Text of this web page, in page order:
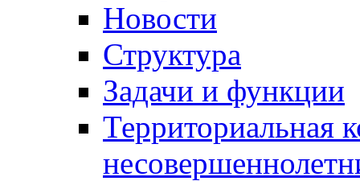
Новости
Структура
Задачи и функции
Территориальная